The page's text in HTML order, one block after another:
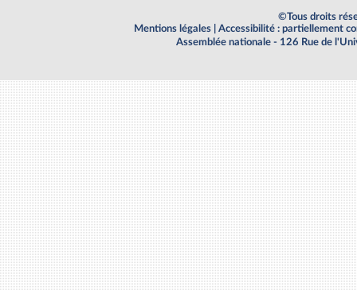
©Tous droits
Mentions légales
Accessibilité : partiellement
Assemblée nationale - 126 Rue de